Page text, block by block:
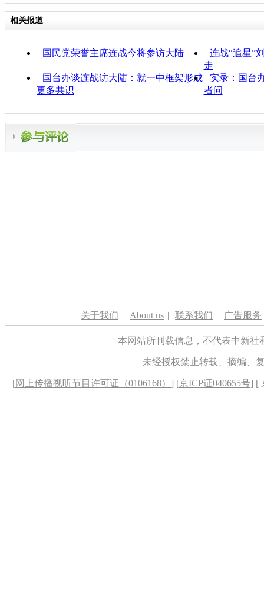
相关报道
国民党荣誉主席连战今将参访大陆
连战“追星”
走
国台办谈连战访大陆：就一中框架形成
更多共识
实录：国台
者问
关于我们 | About us | 联系我们 | 广告服务
本网站所刊载信息，不代表中新
未经授权禁止转载、摘编、
[网上传播视听节目许可证（0106168） ] [京ICP证040655号] [